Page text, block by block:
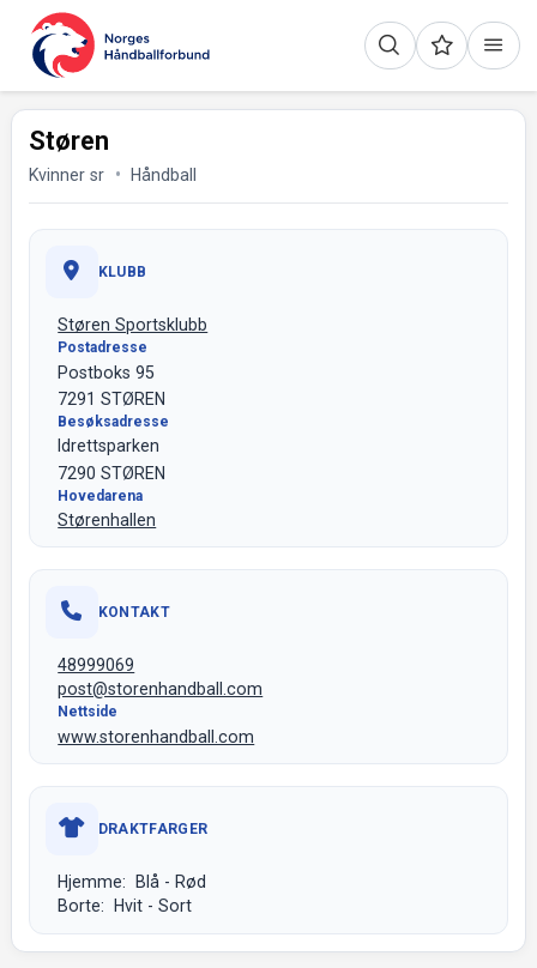
Støren
Kvinner sr Håndball
KLUBB
Støren Sportsklubb
Postadresse
Postboks 95
7291 STØREN
Besøksadresse
Idrettsparken
7290 STØREN
Hovedarena
Størenhallen
KONTAKT
48999069
post@storenhandball.com
Nettside
www.storenhandball.com
DRAKTFARGER
Hjemme: Blå - Rød
Borte: Hvit - Sort